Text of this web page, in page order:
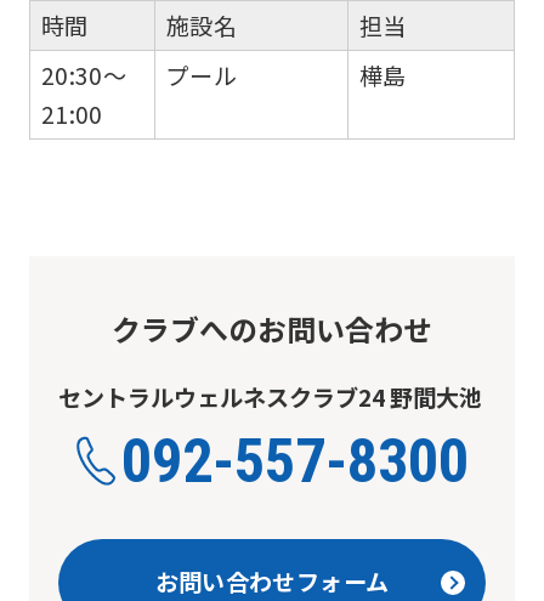
時間
20:30～
21:00
施設名
プール
担当
樺島
クラブへのお問い合わせ
セントラルウェルネスクラブ24 野間大池
092-557-8300
お問い合わせフォーム